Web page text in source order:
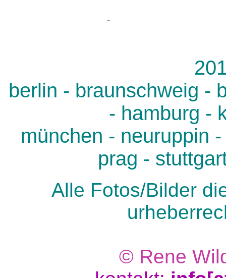
-
berlin - braunschweig -
- hamburg -
münchen - neuruppin
prag -
Alle Fotos/Bilder
© Rene